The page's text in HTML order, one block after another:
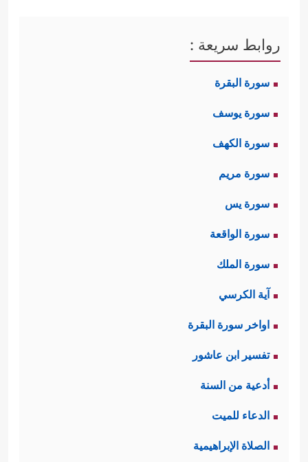
روابط سريعة :
سورة البقرة
سورة يوسف
سورة الكهف
سورة مريم
سورة يس
سورة الواقعة
سورة الملك
آية الكرسي
اواخر سورة البقرة
تفسير ابن عاشور
أدعية من السنة
الدعاء للميت
الصلاة الإبراهيمية